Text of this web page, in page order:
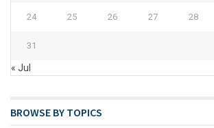
24 25 26 27 28
31
« Jul
BROWSE BY TOPICS